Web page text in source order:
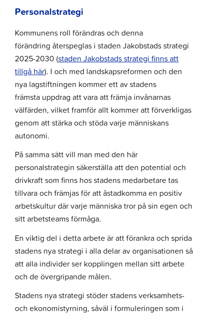
Personalstrategi
Kommunens roll förändras och denna
förändring återspeglas i staden Jakobstads strategi
2025-2030 (staden Jakobstads strategi finns att
tillgå här). I och med landskapsreformen och den
nya lagstiftningen kommer ett av stadens
främsta uppdrag att vara att främja invånarnas
välfärden, vilket framför allt kommer att förverkligas
genom att stärka och stöda varje människans
autonomi.
På samma sätt vill man med den här
personalstrategin säkerställa att den potential och
drivkraft som finns hos stadens medarbetare tas
tillvara och främjas för att åstadkomma en positiv
arbetskultur där varje människa tror på sin egen och
sitt arbetsteams förmåga.
En viktig del i detta arbete är att förankra och sprida
stadens nya strategi i alla delar av organisationen så
att alla individer ser kopplingen mellan sitt arbete
och de övergripande målen.
Stadens nya strategi stöder stadens verksamhets-
och ekonomistyrning, såväl i formuleringen som i